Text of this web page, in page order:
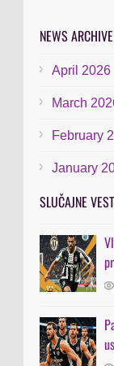
NEWS ARCHIVE
April 2026
March
February
January
SLUČAJNE